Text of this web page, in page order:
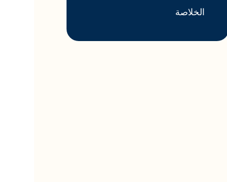
الخلاصة